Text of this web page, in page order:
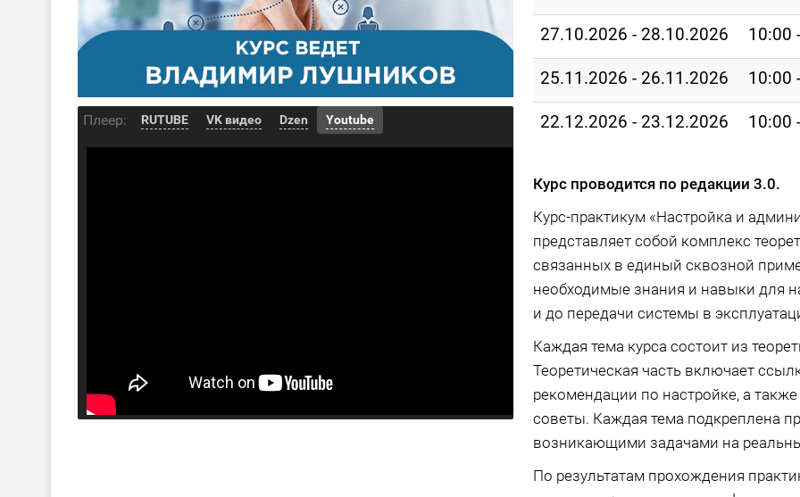
Плеер: RUTUBE VK видео Dzen Youtube
27.10.2026 - 28.10.2026 10:00
25.11.2026 - 26.11.2026 10:00
22.12.2026 - 23.12.2026 10:00
Курс проводится по редакции 3.0.
Курс-практикум «Настройка и
представляет собой комплекс
связанных в единый сквозной
необходимые знания и навыки для
и до передачи системы в
Каждая тема курса состоит из
Теоретическая часть включает
рекомендации по настройке, а
советы. Каждая тема подкреплена
возникающими задачами на
По результатам прохождения